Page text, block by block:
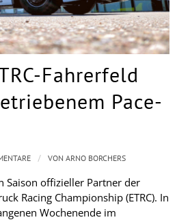
Fahrerfeld
Pace-
Saison offizieller Partner der
Racing Championship (ETRC). In
Wochenende im
/ VONARNO BORCHERS